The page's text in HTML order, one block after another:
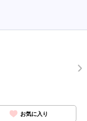
お気に入り